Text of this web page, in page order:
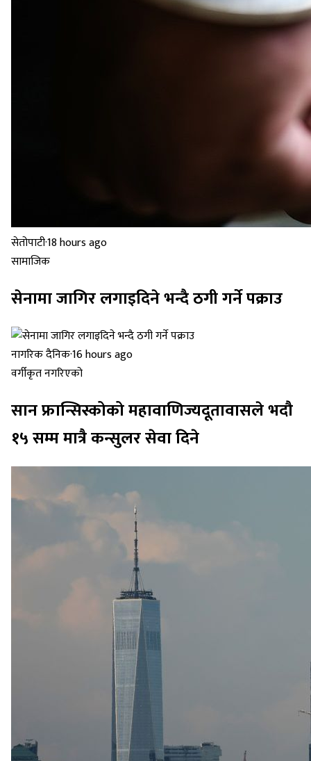
सेतोपाटी·18 hours ago
सामाजिक
सेनामा जागिर लगाइदिने भन्दै ठगी गर्ने पक्राउ
नागरिक दैनिक·16 hours ago
वर्गीकृत नगरिएको
सान फ्रान्सिस्कोको महावाणिज्यदूतावासले भदौ
१५ सम्म मात्रै कन्सुलर सेवा दिने